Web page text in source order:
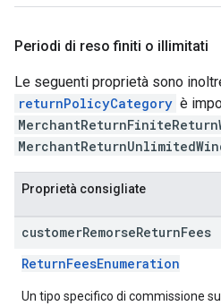
Periodi di reso finiti o illimitati
Le seguenti proprietà sono
returnPolicyCategory è
Proprietà consigliate
customerRemorseReturnFees
ReturnFeesEnumeration
Un tipo specifico di commissione